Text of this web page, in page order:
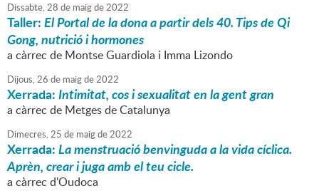
Dissabte,28 de maigde2022
Taller:El Portal de la dona a partir dels 40. Tips de Qi
Gong, nutrició i hormones
a càrrec de Montse Guardiola i Imma Lizondo
Dijous,26 de maigde2022
Xerrada:Intimitat, cos i sexualitat en la gent gran
a càrrec de Metges de Catalunya
Dimecres,25 de maigde2022
Xerrada:La menstruació benvinguda a la vida cíclica.
Aprèn, crear i juga amb el teu cicle.
a càrrec d'Oudoca